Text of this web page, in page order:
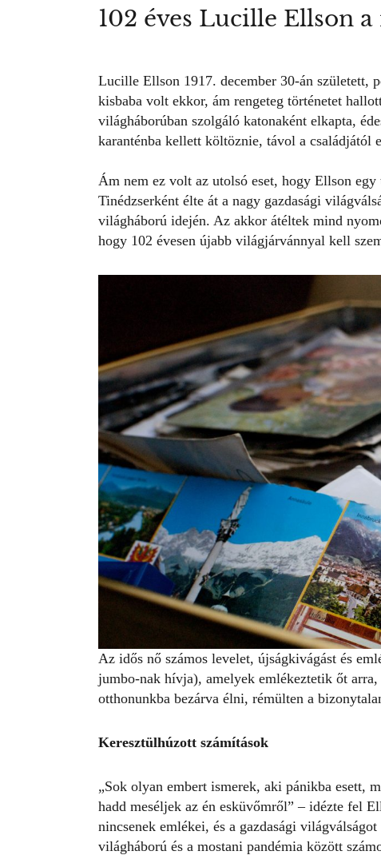
102 éves Lucille Ellson
Lucille Ellson 1917. december 30-án született,
kisbaba volt ekkor, ám rengeteg történetet
világháborúban szolgáló katonaként elkapta,
karanténba kellett költöznie, távol a családjától
Ám nem ez volt az utolsó eset, hogy Ellson
Tinédzserként élte át a nagy gazdasági
világháború idején. Az akkor átéltek mind
hogy 102 évesen újabb világjárvánnyal kell
Az idős nő számos levelet, újságkivágást és
jumbo-nak hívja), amelyek emlékeztetik őt
otthonunkba bezárva élni, rémülten a
Keresztülhúzott számítások
„Sok olyan embert ismerek, aki pánikba esett,
hadd meséljek az én esküvőmről” – idézte fel
nincsenek emlékei, és a gazdasági
világháború és a mostani pandémia között